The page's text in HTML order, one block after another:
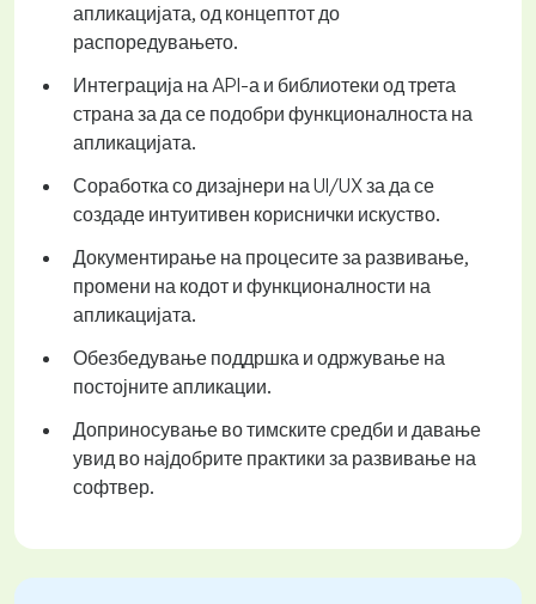
апликацијата, од концептот до
распоредувањето.
Интеграција на API-а и библиотеки од трета
страна за да се подобри функционалноста на
апликацијата.
Соработка со дизајнери на UI/UX за да се
создаде интуитивен кориснички искуство.
Документирање на процесите за развивање,
промени на кодот и функционалности на
апликацијата.
Обезбедување поддршка и одржување на
постојните апликации.
Доприносување во тимските средби и давање
увид во најдобрите практики за развивање на
софтвер.